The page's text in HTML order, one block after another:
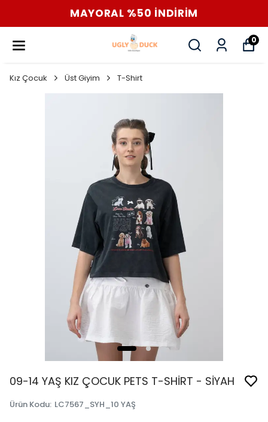
MAYORAL %50 İNDİRİM
0
Kız Çocuk Üst Giyim T-Shirt
09-14 YAŞ KIZ ÇOCUK PETS T-SHİRT - SİYAH
Ürün Kodu: LC7567_SYH_10 YAŞ